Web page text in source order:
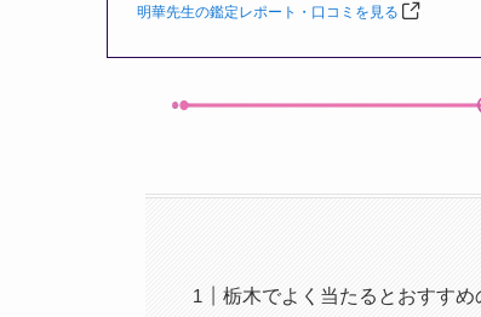
明華先生の鑑定レポート・口コミを見る
栃木でよく当たるとおすす